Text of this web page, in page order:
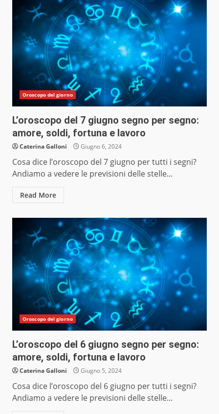
Oroscopo del giorno
L’oroscopo del 7 giugno segno per segno:
amore, soldi, fortuna e lavoro
Caterina Galloni Giugno 6, 2024
Cosa dice l’oroscopo del 7 giugno per tutti i segni?
Andiamo a vedere le previsioni delle stelle...
Read More
Oroscopo del giorno
L’oroscopo del 6 giugno segno per segno:
amore, soldi, fortuna e lavoro
Caterina Galloni Giugno 5, 2024
Cosa dice l’oroscopo del 6 giugno per tutti i segni?
Andiamo a vedere le previsioni delle stelle...